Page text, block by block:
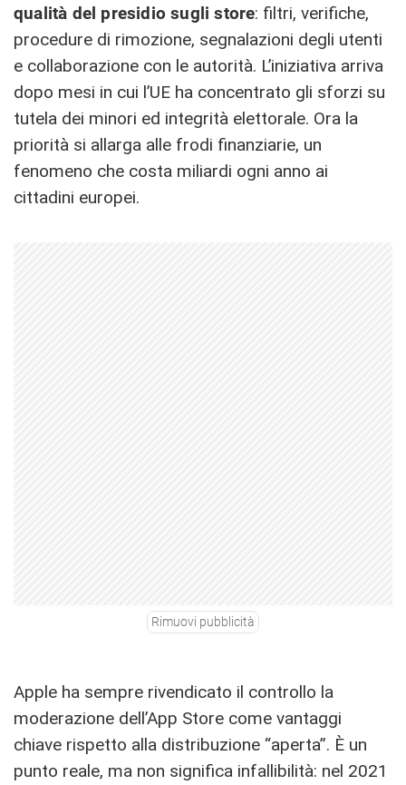
qualità del presidio sugli store: filtri, verifiche,
procedure di rimozione, segnalazioni degli utenti
e collaborazione con le autorità. L’iniziativa arriva
dopo mesi in cui l’UE ha concentrato gli sforzi su
tutela dei minori ed integrità elettorale. Ora la
priorità si allarga alle frodi finanziarie, un
fenomeno che costa miliardi ogni anno ai
cittadini europei.
Rimuovi pubblicità
Apple ha sempre rivendicato il controllo la
moderazione dell’App Store come vantaggi
chiave rispetto alla distribuzione “aperta”. È un
punto reale, ma non significa infallibilità: nel 2021